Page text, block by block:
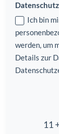
Datenschutz
Ich bin
werden, um
Details zur
11